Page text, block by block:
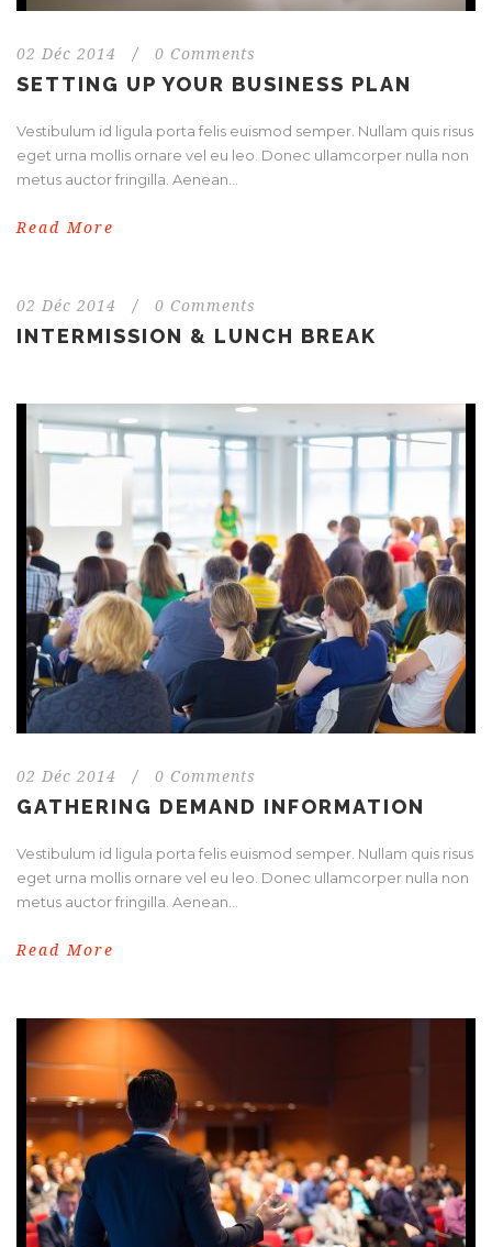
02 Déc 2014 / 0 Comments
SETTING UP YOUR BUSINESS PLAN
Vestibulum id ligula porta felis euismod semper. Nullam quis risus
eget urna mollis ornare vel eu leo. Donec ullamcorper nulla non
metus auctor fringilla. Aenean...
Read More
02 Déc 2014 / 0 Comments
INTERMISSION & LUNCH BREAK
02 Déc 2014 / 0 Comments
GATHERING DEMAND INFORMATION
Vestibulum id ligula porta felis euismod semper. Nullam quis risus
eget urna mollis ornare vel eu leo. Donec ullamcorper nulla non
metus auctor fringilla. Aenean...
Read More